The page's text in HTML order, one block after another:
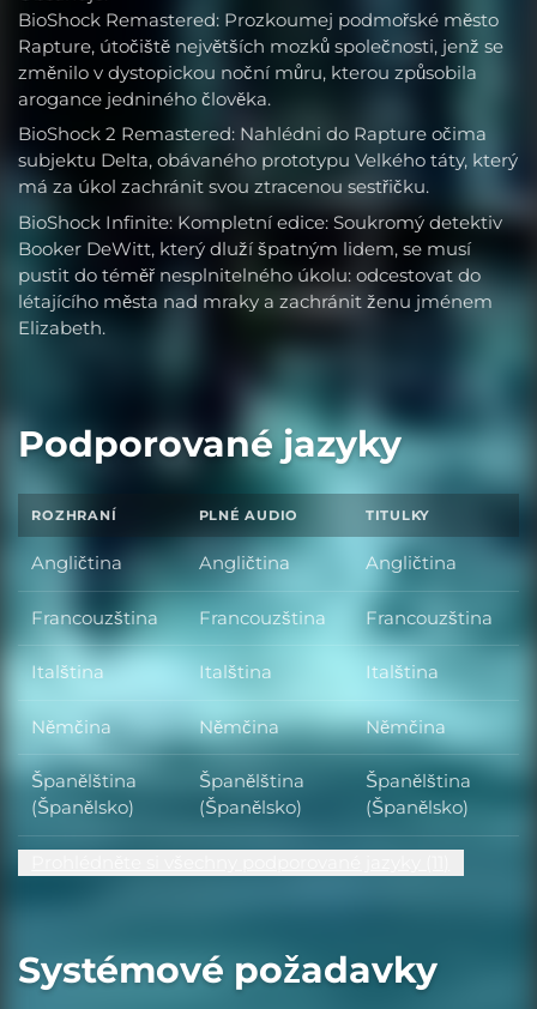
BioShock Remastered: Prozkoumej podmořské město
Rapture, útočiště největších mozků společnosti, jenž se
změnilo v dystopickou noční můru, kterou způsobila
arogance jedniného člověka.
BioShock 2 Remastered: Nahlédni do Rapture očima
subjektu Delta, obávaného prototypu Velkého táty, který
má za úkol zachránit svou ztracenou sestřičku.
BioShock Infinite: Kompletní edice: Soukromý detektiv
Booker DeWitt, který dluží špatným lidem, se musí
pustit do téměř nesplnitelného úkolu: odcestovat do
létajícího města nad mraky a zachránit ženu jménem
Elizabeth.
Podporované jazyky
ROZHRANÍ PLNÉ AUDIO TITULKY
Angličtina Angličtina Angličtina
Francouzština Francouzština Francouzština
Italština Italština Italština
Němčina Němčina Němčina
Španělština
(Španělsko)
Španělština
(Španělsko)
Španělština
(Španělsko)
Systémové požadavky